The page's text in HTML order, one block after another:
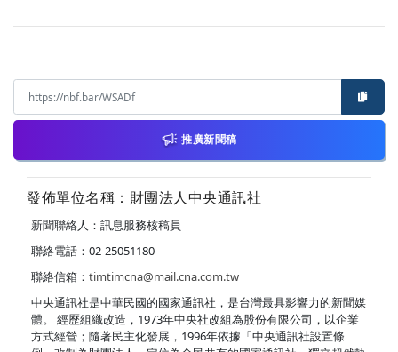
推廣新聞稿
發佈單位名稱：財團法人中央通訊社
新聞聯絡人：訊息服務核稿員
聯絡電話：02-25051180
聯絡信箱： timtimcna@mail.cna.com.tw
中央通訊社是中華民國的國家通訊社，是台灣最具影響力的新聞媒
體。 經歷組織改造，1973年中央社改組為股份有限公司，以企業
方式經營；隨著民主化發展，1996年依據「中央通訊社設置條